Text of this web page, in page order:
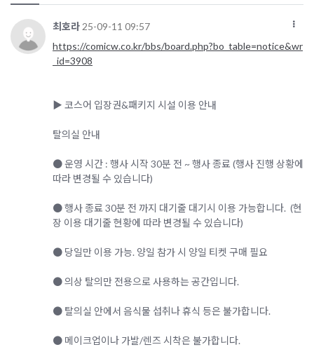
최호라 25-09-11 09:57
https://comicw.co.kr/bbs/board.php?bo_table=notice&wr
_id=3908
▶ 코스어 입장권&패키지 시설 이용 안내
탈의실 안내
● 운영 시간 : 행사 시작 30분 전 ~ 행사 종료 (행사 진행 상황에
따라 변경될 수 있습니다)
● 행사 종료 30분 전 까지 대기줄 대기시 이용 가능합니다. (현
장 이용 대기줄 현황에 따라 변경될 수 있습니다)
● 당일만 이용 가능. 양일 참가 시 양일 티켓 구매 필요
● 의상 탈의만 전용으로 사용하는 공간입니다.
● 탈의실 안에서 음식물 섭취나 휴식 등은 불가합니다.
● 메이크업이나 가발/렌즈 시착은 불가합니다.